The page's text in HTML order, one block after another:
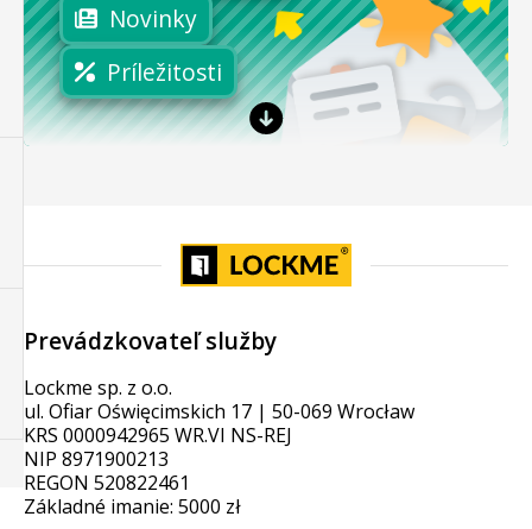
Novinky
Príležitosti
Prevádzkovateľ služby
Lockme sp. z o.o.
ul. Ofiar Oświęcimskich 17 | 50-069 Wrocław
KRS 0000942965 WR.VI NS-REJ
NIP 8971900213
REGON 520822461
Základné imanie: 5000 zł